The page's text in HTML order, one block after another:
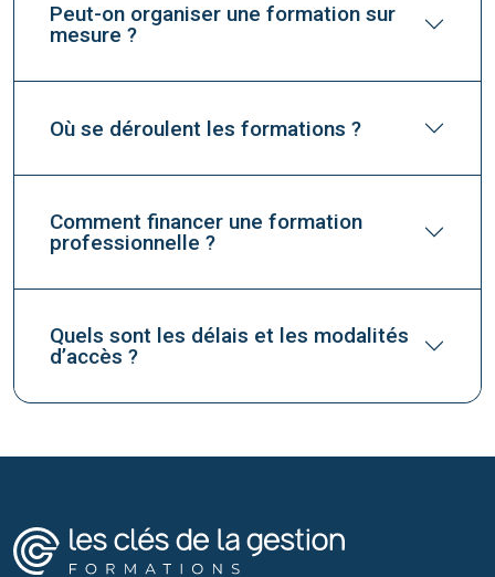
Peut-on organiser une formation sur
mesure ?
Où se déroulent les formations ?
Comment financer une formation
professionnelle ?
Quels sont les délais et les modalités
d’accès ?